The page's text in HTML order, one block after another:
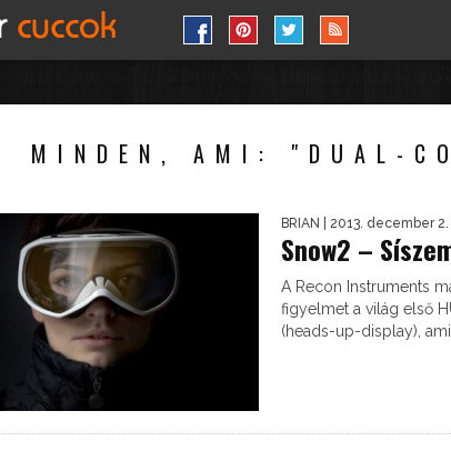
MINDEN, AMI: "DUAL-
BRIAN | 2013. december
Snow2 –
A Recon Instruments
figyelmet a világ első
(heads-up-display),